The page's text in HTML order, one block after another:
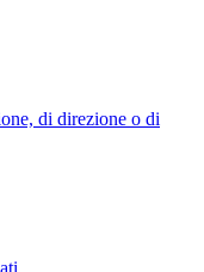
di direzione o di